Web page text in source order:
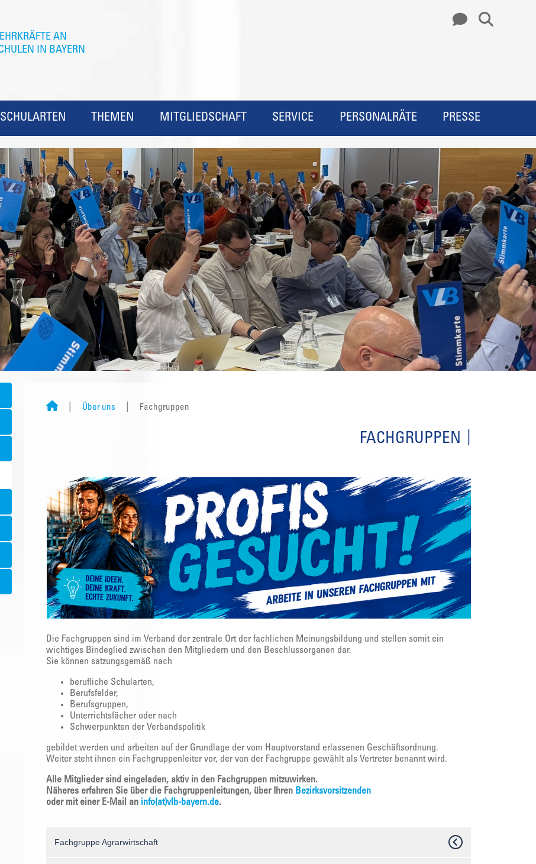
SCHULARTEN THEMEN MITGLIEDSCHAFT SERVICE PERSONALRÄTE PRESSE
Über uns Fachgruppen
FACHGRUPPEN
Die Fachgruppen sind im Verband der zentrale Ort der fachlichen Meinungsbildung und stellen somit ein
wichtiges Bindeglied zwischen den Mitgliedern und den Beschlussorganen dar.
Sie können satzungsgemäß nach
berufliche Schularten,
Berufsfelder,
Berufsgruppen,
Unterrichtsfächer oder nach
Schwerpunkten der Verbandspolitik
gebildet werden und arbeiten auf der Grundlage der vom Hauptvorstand erlassenen Geschäftsordnung.
Weiter steht ihnen ein Fachgruppenleiter vor, der von der Fachgruppe gewählt als Vertreter benannt wird.
Alle Mitglieder sind eingeladen, aktiv in den Fachgruppen mitzuwirken.
Näheres erfahren Sie über die Fachgruppenleitungen, über Ihren Bezirksvorsitzenden
oder mit einer E-Mail an info(at)vlb-bayern.de.
Fachgruppe Agrarwirtschaft